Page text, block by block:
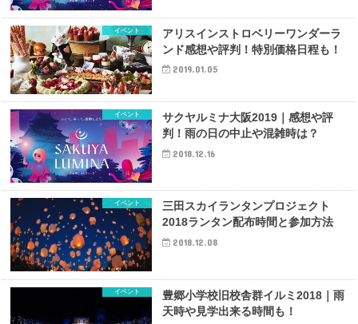
イベント
アリスインストロベリーワンダーラ
ンド感想や評判！特別価格日程も！
2019.01.05
イベント
サクヤルミナ大阪2019｜感想や評
判！雨の日の中止や混雑時は？
2018.12.16
イベント
三田スカイランタンプロジェクト
2018ランタン配布時間と参加方法
2018.12.08
イベント
豊郷小学校旧校舎群イルミ2018｜雨
天時や見学出来る時間も！